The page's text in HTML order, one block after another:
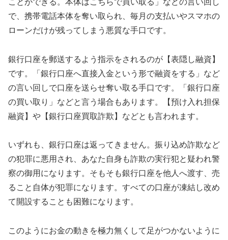
で、携帯電話本体を奪い取られ、毎月の支払いやスマホの
ローンだけが残ってしまう悪質な手口です。
銀行口座を郵送するよう指示をされるのが【表隠し融資】
です。「銀行口座へ直接入金という形で融資をする」など
の言い回しで口座を送らせ奪い取る手口です。「銀行口座
の買い取り」などと言う場合もあります。【預け入れ担保
融資】や【銀行口座買取詐欺】などとも言われます。
いずれも、銀行口座は返ってきません。振り込め詐欺など
の犯罪に悪用され、あなた自身も詐欺の実行犯と疑われ警
察の御用になります。そもそも銀行口座を他人へ渡す、売
ること自体が犯罪になります。すべての口座が凍結し改め
て開設することも困難になります。
このようにお金の動きを極力無くして足がつかないように